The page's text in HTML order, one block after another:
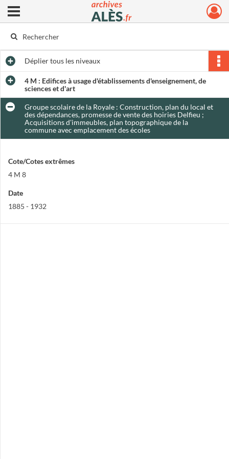
Archives municipales d'Alès
Ouvrir le menu déroulant
Dépliertous les niveaux
4 M : Edifices à usage d'établissements d'enseignement, de
sciences et d'art
Groupe scolaire de la Royale : Construction, plan du local et
des dépendances, promesse de vente des hoiries Delfieu ;
Acquisitions d'immeubles, plan topographique de la
commune avec emplacement des écoles
Cote/Cotes extrêmes
4 M 8
Date
1885 - 1932